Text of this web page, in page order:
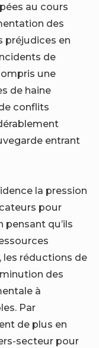
au cours
des
préjudices en
de
une
de haine
conflits
entrant
la pression
pour
qu’ils
les réductions de
des
à
Par
de plus en
secteur pour